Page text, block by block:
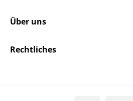
Über uns
Rechtliches